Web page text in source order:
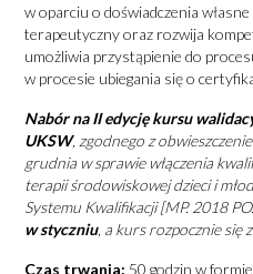
w oparciu o doświadczenia
terapeutyczny oraz rozwija
umożliwia przystąpienie do
w procesie ubiegania się o
Nabór na II edycję kursu
UKSW, zgodnego z
grudnia w sprawie włączenia
terapii środowiskowej dzieci i
Systemu Kwalifikacji [MP. 2018
w styczniu, a kurs rozpocznie się
Czas trwania: 50 godzin w